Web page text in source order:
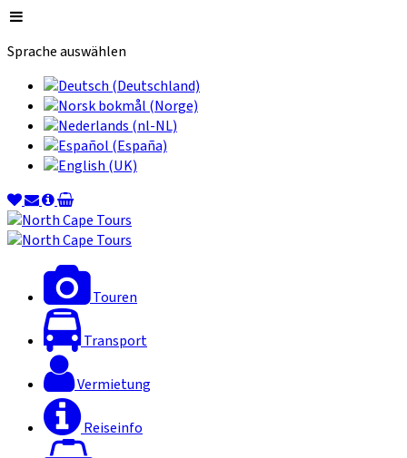
Sprache auswählen
Touren
Transport
Vermietung
Reiseinfo